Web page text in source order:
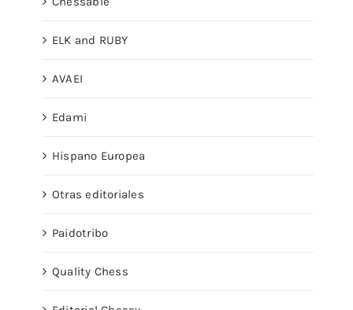
ELK and RUBY
AVAEI
Edami
Hispano Europea
Otras editoriales
Paidotribo
Quality Chess